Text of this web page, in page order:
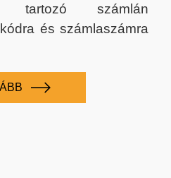
tartozó számlán
és számlaszámra